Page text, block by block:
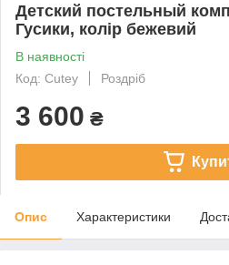
Детский постельный
Гусики, колір бежевий
В наявності
Код: Cutey
Роздріб
3 600 ₴
Опис Характеристики